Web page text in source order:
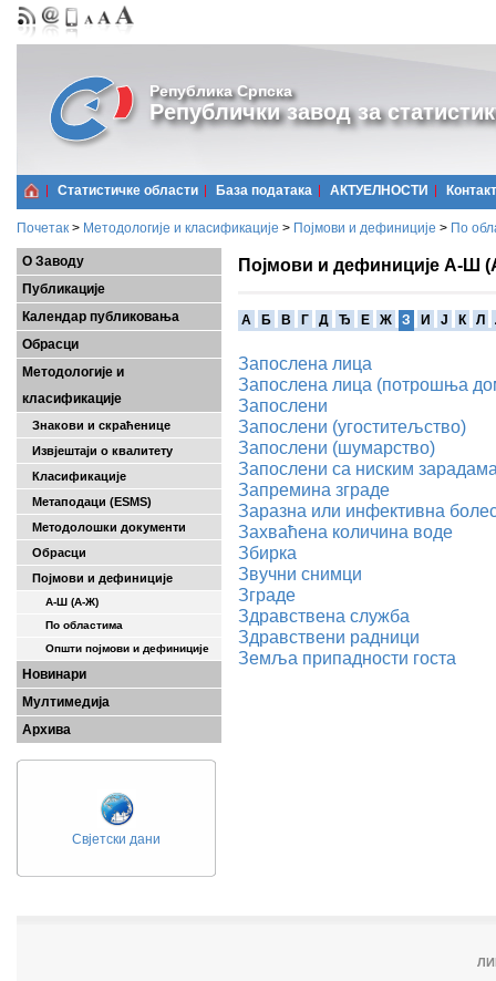
Република Српска
Републички завод за
Статистичке области Базa података АКТУЕЛНОСТИ Контакт
Почетак > Методологије и класификације > Појмови и дефиниције > По
О Заводу
Публикације
Календар публиковања
Обрасци
Методологије и
класификације
Знакови и скраћенице
Извјештаји о квалитету
Класификације
Метаподаци (ESMS)
Методолошки документи
Обрасци
Појмови и дефиниције
А-Ш (A-Ж)
По областима
Општи појмови и дефиниције
Новинари
Мултимедија
Архива
Свјетски дани
Појмови и дефиниције А-Ш
A Б В Г Д Ђ Е Ж З И Ј К Л
Запослена лица
Запослена лица (потрошња
Запослени
Запослени (угоститељство)
Запослени (шумарство)
Запослени са ниским
Запремина зграде
Заразна или инфективна
Захваћена количина воде
Збирка
Звучни снимци
Зграде
Здравствена служба
Здравствени радници
Земља припадности госта